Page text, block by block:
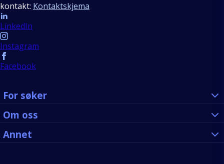
kontakt: Kontaktskjema
Follow us
LinkedIn
Instagram
Facebook
For søker
Om oss
Annet